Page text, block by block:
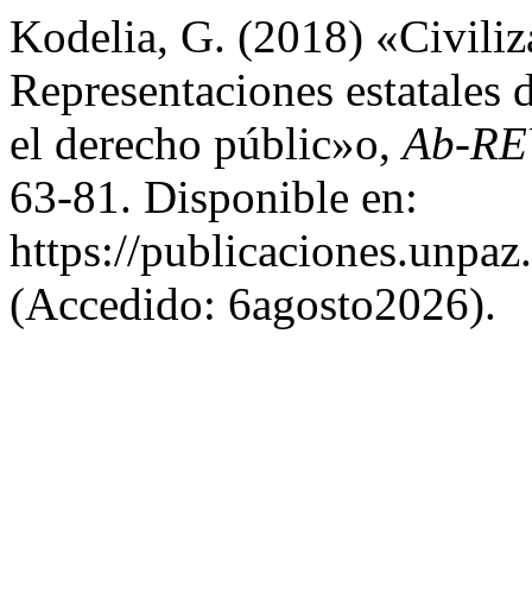
Kodelia, G. (2018)
Representaciones
el derecho públic»o,Ab-
63-81. Disponible en:
https://
(Accedido: 6agosto2026).